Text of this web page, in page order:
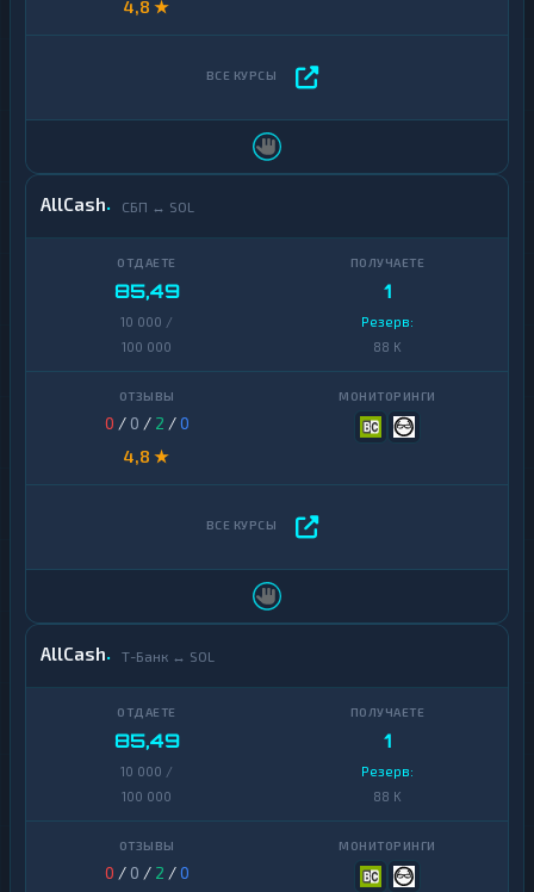
4,8 ★
AllCash СБП ↔ SOL
85,49
10 000 /
100 000
1
Резерв:
88 K
0 / 0 / 2 /0
4,8 ★
AllCash Т-Банк ↔ SOL
85,49
10 000 /
100 000
1
Резерв:
88 K
0 / 0 / 2 /0